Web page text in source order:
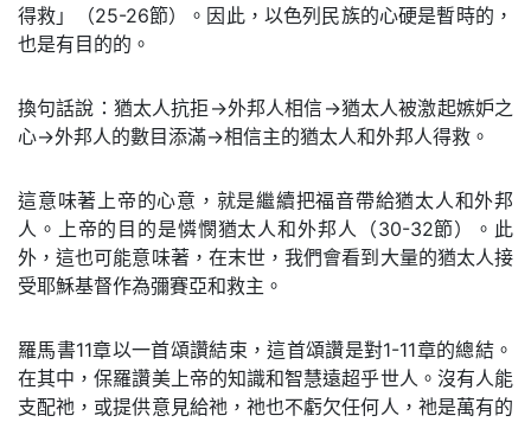
得救」（25-26節）。因此，以色列民族的心硬是暫時的，
也是有目的的。
換句話說：猶太人抗拒→外邦人相信→猶太人被激起嫉妒之
心→外邦人的數目添滿→相信主的猶太人和外邦人得救。
這意味著上帝的心意，就是繼續把福音帶給猶太人和外邦
人。上帝的目的是憐憫猶太人和外邦人（30-32節）。此
外，這也可能意味著，在末世，我們會看到大量的猶太人接
受耶穌基督作為彌賽亞和救主。
羅馬書11章以一首頌讚結束，這首頌讚是對1-11章的總結。
在其中，保羅讚美上帝的知識和智慧遠超乎世人。沒有人能
支配祂，或提供意見給祂，祂也不虧欠任何人，祂是萬有的